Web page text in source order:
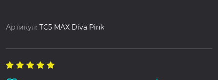
Артикул:TC5 MAX Diva Pink